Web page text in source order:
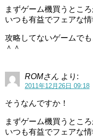
まずゲーム機買うとこ
いつも有益でフェアな
攻略してないゲームで
＾＾
ROMさん より:
2011年12月26日 09:18
そうなんですか！
まずゲーム機買うとこ
いつも有益でフェアな